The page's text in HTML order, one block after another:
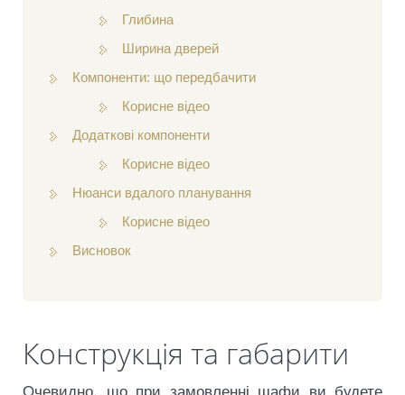
Глибина
Ширина дверей
Компоненти: що передбачити
Корисне відео
Додаткові компоненти
Корисне відео
Нюанси вдалого планування
Корисне відео
Висновок
Конструкція та габарити
Очевидно, що при замовленні шафи ви будете